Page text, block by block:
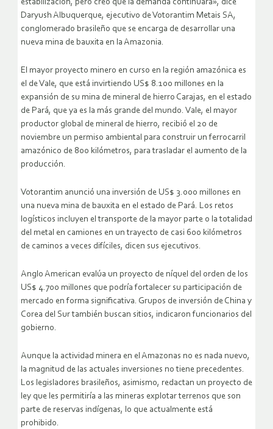
estabilización, pero creo que la demanda continuará», dice
Daryush Albuquerque, ejecutivo de Votorantim Metais SA,
conglomerado brasileño que se encarga de desarrollar una
nueva mina de bauxita en la Amazonia.
El mayor proyecto minero en curso en la región amazónica es
el de Vale, que está invirtiendo US$ 8.100 millones en la
expansión de su mina de mineral de hierro Carajas, en el estado
de Pará, que ya es la más grande del mundo. Vale, el mayor
productor global de mineral de hierro, recibió el 20 de
noviembre un permiso ambiental para construir un ferrocarril
amazónico de 800 kilómetros, para trasladar el aumento de la
producción.
Votorantim anunció una inversión de US$ 3.000 millones en
una nueva mina de bauxita en el estado de Pará. Los retos
logísticos incluyen el transporte de la mayor parte o la totalidad
del metal en camiones en un trayecto de casi 600 kilómetros
de caminos a veces difíciles, dicen sus ejecutivos.
Anglo American evalúa un proyecto de níquel del orden de los
US$ 4.700 millones que podría fortalecer su participación de
mercado en forma significativa. Grupos de inversión de China y
Corea del Sur también buscan sitios, indicaron funcionarios del
gobierno.
Aunque la actividad minera en el Amazonas no es nada nuevo,
la magnitud de las actuales inversiones no tiene precedentes.
Los legisladores brasileños, asimismo, redactan un proyecto de
ley que les permitiría a las mineras explotar terrenos que son
parte de reservas indígenas, lo que actualmente está
prohibido.